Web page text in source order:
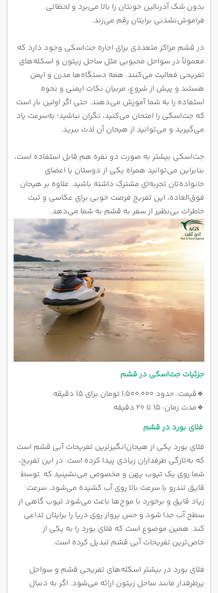
بدون شک آدرنالین خونتان را بالا می‌برد و لحظاتی
فراموش‌نشدنی برایتان رقم می‌زند.
در قشم مراکز متعددی برای اجاره جت‌اسکی وجود دارد که
معمولاً در سواحل محبوبی مثل ساحل زیتون و اسکله‌های
تفریحی فعالیت می‌کنند. همه دستگاه‌ها مدرن و ایمن
هستند و پیش از شروع، مربیان نکات ایمنی و نحوه
استفاده را به شما آموزش می‌دهند. حتی اگر اولین بار است
که جت‌اسکی را امتحان می‌کنید، نگران نباشید؛ به‌سرعت یاد
می‌گیرید و می‌توانید از هیجان آن لذت ببرید.
جت‌اسکی بیشتر به صورت دو نفره هم قابل استفاده است،
بنابراین می‌توانید همراه یکی از دوستان یا اعضای
خانواده‌تان تجربه‌ای مشترک داشته باشید. علاوه بر هیجان
فوق‌العاده، این تفریح فرصت خوبی برای عکاسی و ثبت
خاطرات بی‌نظیر از سفر به قشم به شما می‌دهد.
جزئیات جت‌اسکی در قشم
🔹قیمت: حدود ۱,۵۰۰,۰۰۰ تومان برای ۱۵ دقیقه
🔹مدت زمان: ۱۵ تا ۲۰ دقیقه
فلای بورد در قشم
فلای بورد یکی از هیجان‌انگیزترین تفریحات آبی قشم است
که به‌تازگی طرفداران زیادی پیدا کرده است. در این تفریح،
شما روی یک تیوب پهن و مخصوص می‌نشینید که توسط
قایق تندرو با سرعت بالا روی آب کشیده می‌شود. سرعت
زیاد قایق و برخورد با موج‌ها باعث می‌شود تیوب گاهی از
سطح آب جدا شود و حس پرواز روی دریا را برایتان تداعی
کند. همین موضوع است که فلای بورد را به یکی از
خاص‌ترین تفریحات آبی قشم تبدیل کرده است.
فلای بورد در بیشتر اسکله‌های تفریحی قشم و سواحل
پرطرفدار مانند ساحل زیتون ارائه می‌شود. اگر به دنبال